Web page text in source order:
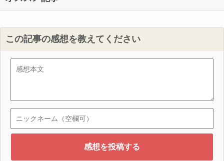
この記事の感想を教えてください